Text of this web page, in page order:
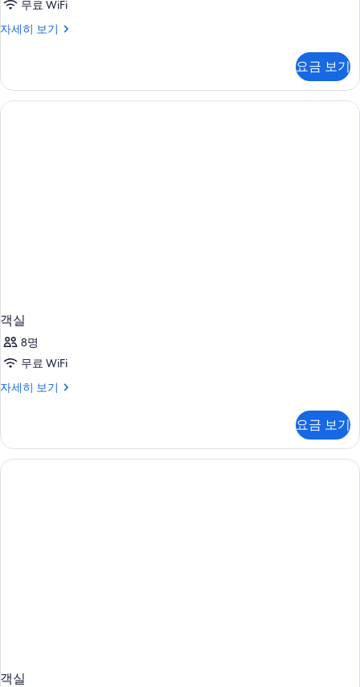
무료 WiFi
자세히 보기
룸
보
기
요금 보기
객실
8명
무료 WiFi
자세히 보기
객
히
보
기
요금 보기
객실